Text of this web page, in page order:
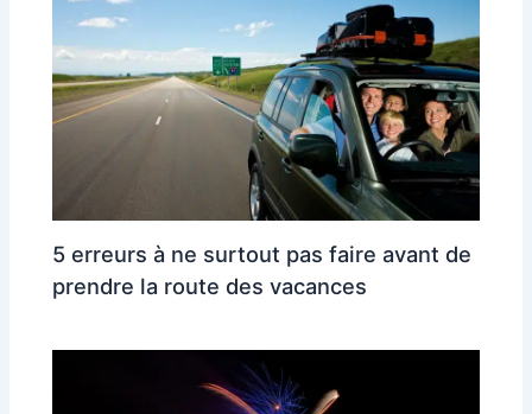
5 erreurs à ne surtout pas faire avant de
prendre la route des vacances